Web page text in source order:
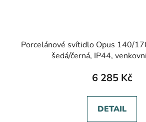
Porcelánové svítidlo Opus 140/
šedá/černá, IP44,
6 285 Kč
DETAIL